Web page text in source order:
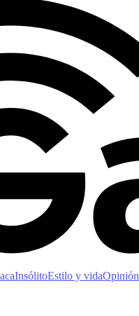
InsólitoEstilo y vidaOpinión